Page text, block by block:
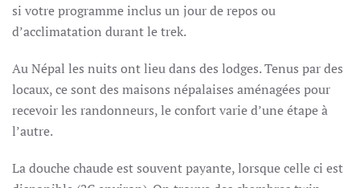
si votre programme inclus un jour de repos ou
d’acclimatation durant le trek.
Au Népal les nuits ont lieu dans des lodges. Tenus par des
locaux, ce sont des maisons népalaises aménagées pour
recevoir les randonneurs,le confort varie d’une étape à
l’autre.
La douche chaude est souvent payante, lorsque celle ci est